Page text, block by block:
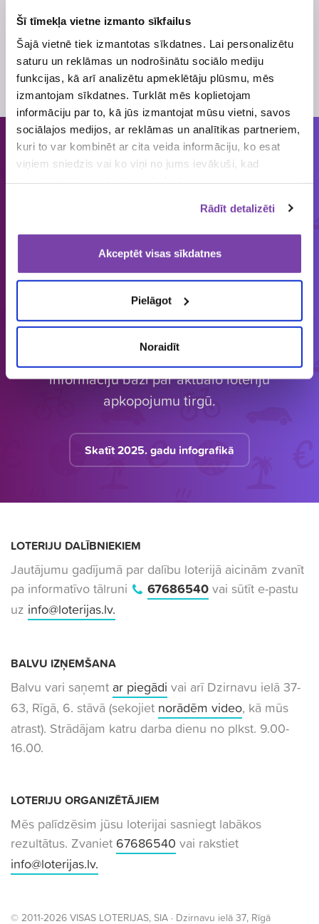
Šī tīmekļa vietne izmanto sīkfailus
Šajā vietnē tiek izmantotas sīkdatnes. Lai personalizētu
saturu un reklāmas un nodrošinātu sociālo mediju
funkcijas, kā arī analizētu apmeklētāju plūsmu, mēs
izmantojam sīkdatnes. Turklāt mēs koplietojam
informāciju par to, kā jūs izmantojat mūsu vietni, savos
sociālajos medijos, ar reklāmas un analītikas partneriem,
kuri to var kombinēt ar cita veida informāciju, ko esat
viņiem sniedzis vai ko viņi no jums ievākuši, kad
Rādīt detalizēti
Akceptēt visas sīkdatnes
Pielāgot
Noraidīt
Tosteri SMEG Sāls un piparu
dzirnaviņu komplekti
Cilvēkiem patīk piedalīties loterijās
un mums tās organizēt!
149 643
laimētājus
4 545 034
€
vērtas balvas
Latvijā vienīgais specializētais Loterijas.lv
loteriju portāls. Loterijas.lv sniedz unikālu
informāciju bāzi par aktuālo loteriju
apkopojumu tirgū.
Skatīt 2025. gadu infografikā
LOTERIJU DALĪBNIEKIEM
Jautājumu gadījumā par dalību loterijā aicinām zvanīt
pa informatīvo tālruni
67686540vai sūtīt e-pastu
uz info@loterijas.lv.
BALVU IZŅEMŠANA
Balvu vari saņemt ar piegādi vai arī Dzirnavu ielā 37-
63, Rīgā, 6. stāvā (sekojiet norādēm video, kā mūs
atrast). Strādājam katru darba dienu no plkst. 9.00-
16.00.
LOTERIJU ORGANIZĒTĀJIEM
Mēs palīdzēsim jūsu loterijai sasniegt labākos
rezultātus. Zvaniet 67686540 vai rakstiet
info@loterijas.lv.
© 2011-2026 VISAS LOTERIJAS, SIA · Dzirnavu ielā 37, Rīgā